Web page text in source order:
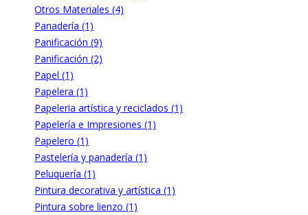
Otros Materiales (4)
Panadería (1)
Panificación (9)
Panificación (2)
Papel (1)
Papelera (1)
Papeleria artística y reciclados (1)
Papelería e Impresiones (1)
Papelero (1)
Pastelería y panadería (1)
Peluquería (1)
Pintura decorativa y artística (1)
Pintura sobre lienzo (1)